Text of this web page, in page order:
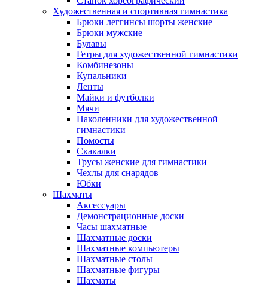
Художественная и спортивная гимнастика
Брюки леггинсы шорты женские
Брюки мужские
Булавы
Гетры для художественной гимнастики
Комбинезоны
Купальники
Ленты
Майки и футболки
Мячи
Наколенники для художественной
гимнастики
Помосты
Скакалки
Трусы женские для гимнастики
Чехлы для снарядов
Юбки
Шахматы
Аксессуары
Демонстрационные доски
Часы шахматные
Шахматные доски
Шахматные компьютеры
Шахматные столы
Шахматные фигуры
Шахматы